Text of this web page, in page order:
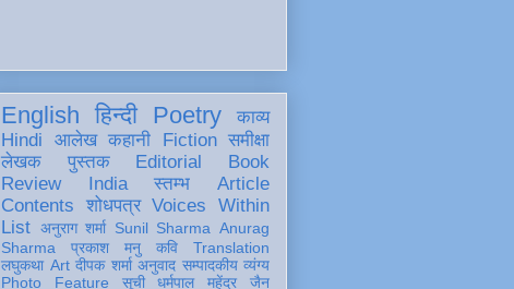
English हिन्दी Poetry
काव्य
Hindi
आलेख कहानी Fiction समीक्षा
लेखक
पुस्तक Editorial
Book
Review
India स्तम्भ
Article
Contents
शोधपत्र Voices Within
List अनुराग शर्मा Sunil Sharma Anurag
Sharma
प्रकाश मनु कवि
Translation
लघुकथा Art दीपक शर्मा अनुवाद सम्पादकीय व्यंग्य
Photo Feature
सूची
धर्मपाल महेंद्र जैन